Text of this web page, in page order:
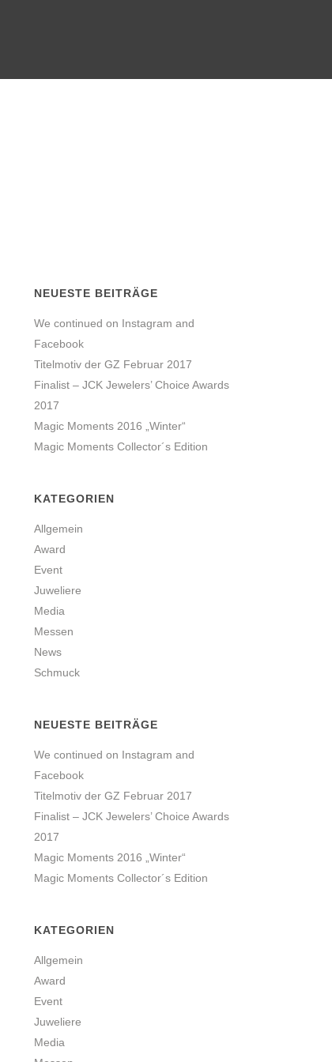
NEUESTE BEITRÄGE
We continued on Instagram and
Facebook
Titelmotiv der GZ Februar 2017
Finalist – JCK Jewelers’ Choice Awards
2017
Magic Moments 2016 „Winter“
Magic Moments Collector´s Edition
KATEGORIEN
Allgemein
Award
Event
Juweliere
Media
Messen
News
Schmuck
NEUESTE BEITRÄGE
We continued on Instagram and
Facebook
Titelmotiv der GZ Februar 2017
Finalist – JCK Jewelers’ Choice Awards
2017
Magic Moments 2016 „Winter“
Magic Moments Collector´s Edition
KATEGORIEN
Allgemein
Award
Event
Juweliere
Media